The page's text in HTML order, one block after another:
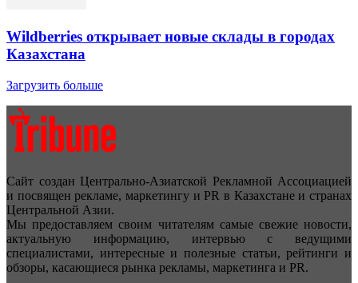
Wildberries открывает новые склады в городах
Казахстана
Загрузить больше
Сайт создан Центрально-Азиатской Рекламной Ассоциацией
и посвящен рекламе, маркетингу и PR в Казахстане и странах
Центральной Азии.
Мы предоставляем своим читателям самые свежие новости,
актуальную информацию, интервью с ведущими
специалистами, интересные и полезные статьи, рейтинги и
обзоры, касающиеся рынка рекламы, маркетинга и PR.